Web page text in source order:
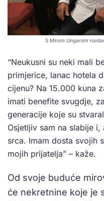
S Mirom Ungarom
“Neukusni su neki mali
primjerice, lanac hotela
cijenu? Na 15.000 kuna
imati benefite svugdje,
generacije koje su
Osjetljiv sam na slabije
srca. Imam dosta svojih
mojih prijatelja” – kaže.
Od svoje buduće
će nekretnine koje je